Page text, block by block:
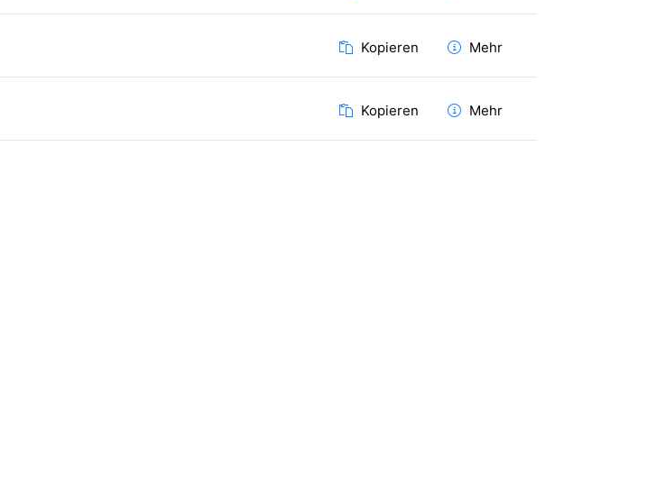
Kopieren Mehr
Kopieren Mehr